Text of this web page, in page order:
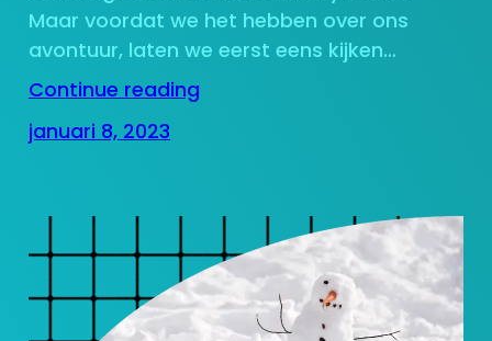
Maar voordat we het hebben over ons
avontuur, laten we eerst eens kijken…
Continue reading
januari 8, 2023